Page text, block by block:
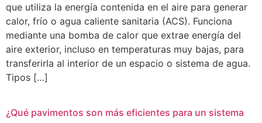
que utiliza la energía contenida en el aire para generar
calor, frío o agua caliente sanitaria (ACS). Funciona
mediante una bomba de calor que extrae energía del
aire exterior, incluso en temperaturas muy bajas, para
transferirla al interior de un espacio o sistema de agua.
Tipos […]
¿Qué pavimentos son más eficientes para un sistema